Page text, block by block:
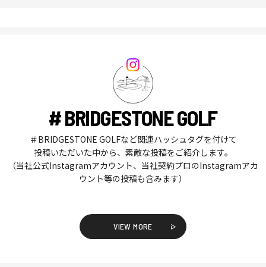
# BRIDGESTONE GOLF
＃BRIDGESTONE GOLFなど関連ハッシュタグを付けて
投稿いただいた中から、素敵な投稿をご紹介します。
（当社公式Instagramアカウント、当社契約プロのInstagramアカ
ウント等の投稿も含みます）
VIEW MORE